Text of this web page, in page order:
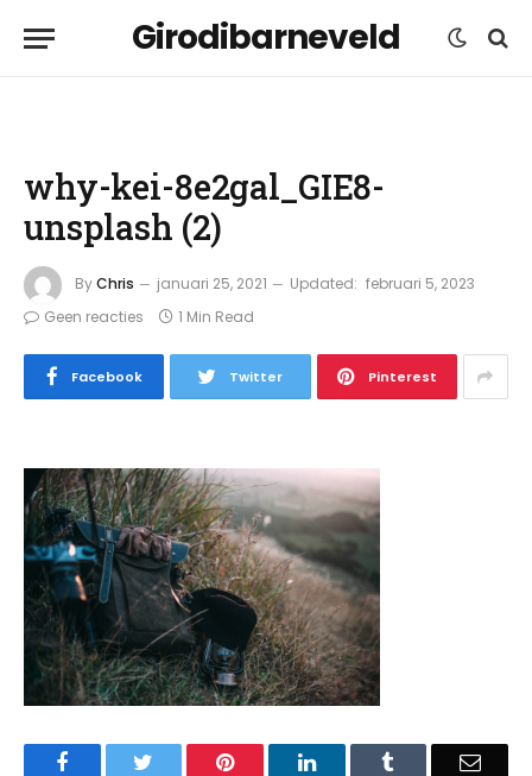
Girodibarneveld
why-kei-8e2gal_GIE8-
unsplash (2)
ByChris januari 25, 2021 Updated: februari 5, 2023
Geen reacties
1 Min Read
Facebook Twitter Pinterest
Facebook Pinterest LinkedIn Email